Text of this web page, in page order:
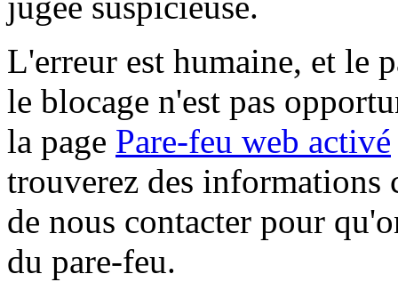
L'erreur est humaine, et le
le blocage n'est pas
la page Pare-feu web activé
trouverez des informations
de nous contacter pour
du pare-feu.